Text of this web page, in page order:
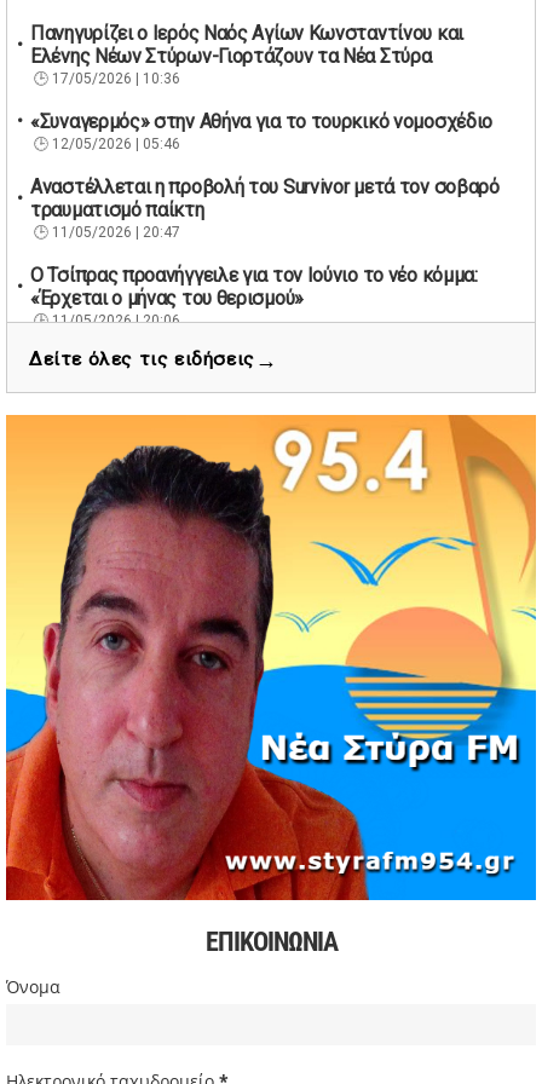
Πανηγυρίζει ο Ιερός Ναός Αγίων Κωνσταντίνου και
Ελένης Νέων Στύρων-Γιορτάζουν τα Νέα Στύρα
17/05/2026 | 10:36
«Συναγερμός» στην Αθήνα για το τουρκικό νομοσχέδιο
12/05/2026 | 05:46
Αναστέλλεται η προβολή του Survivor μετά τον σοβαρό
τραυματισμό παίκτη
11/05/2026 | 20:47
Ο Τσίπρας προανήγγειλε για τον Ιούνιο το νέο κόμμα:
«Έρχεται ο μήνας του θερισμού»
11/05/2026 | 20:06
67 βουλευτές των Εργατικών ζητούν την παραίτηση του
Διάσωση 40 μεταναστών νότια της Γαύδου μετά από
εντοπισμό λέμβου
11/05/2026 | 19:37
Νέος πρόεδρος στον Αθλητικό Όμιλο Νέων Στύρων ο
Αντώνης Κουμάκης
11/05/2026 | 16:32
Formula 1: Κυριαρχία Αντονέλι στο Μαϊάμι και αύξηση
διαφοράς στη βαθμολογία
03/05/2026 | 19:35
Αυξήσεις στην αμόλυβδη βενζίνη σε υψηλά επίπεδα από
την αρχή της κρίσης
03/05/2026 | 10:30
Χιόνισε σε Πάρνηθα και Πεντέλη – Διακοπή κυκλοφορίας
στη Λ. Πάρνηθος
03/05/2026 | 09:49
Πιέσεις στην παγκόσμια αγορά πετρελαίου και
Σακίρα: Περίπου 2 εκατ. θεατές στη συναυλία της στο Ρίο
ντε Τζανέιρο
Ευρωβουλευτής Φαραντούρης: Το ΠΑΣΟΚ διεκδικεί ρόλο
Δείτε όλες τις ειδήσεις →
ΕΠΙΚΟΙΝΩΝΙΑ
Όνομα